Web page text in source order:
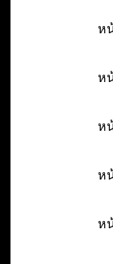
ห
ห
ห
ห
ห